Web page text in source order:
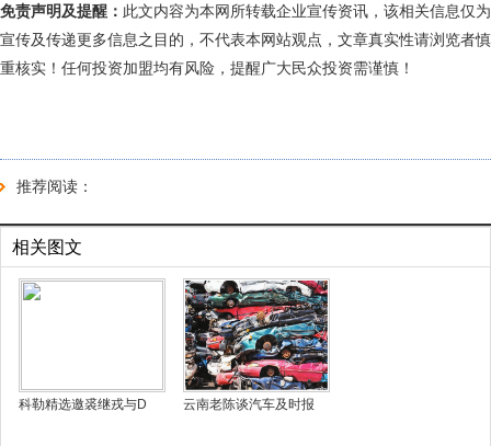
免责声明及提醒： 此文内容为本网所转载企业宣传资讯，该相关信息仅为
宣传及传递更多信息之目的，不代表本网站观点，文章真实性请浏览者慎
重核实！任何投资加盟均有风险，提醒广大民众投资需谨慎！
推荐阅读：
相关图文
科勒精选邀裘继戎与D 云南老陈谈汽车及时报